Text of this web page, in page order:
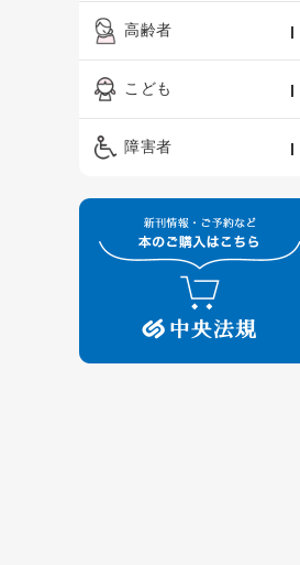
ケアマネジャー
精神保健福祉士
保育士
高齢者
認知症ケア・介護技術
ーシャルワーク
看護
制度
こども
保育・教育／発達障害
障害者
障害者支援・福祉